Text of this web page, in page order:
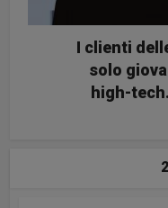
I clienti
solo
high-